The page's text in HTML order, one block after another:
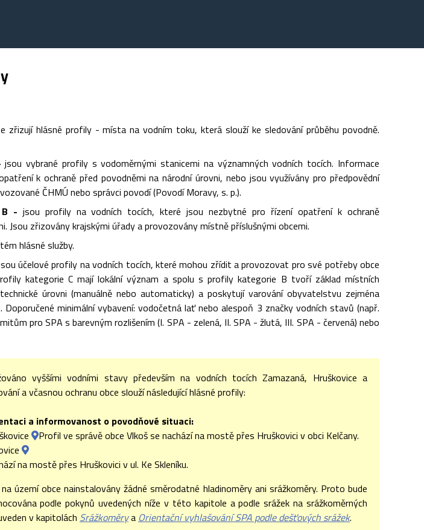
zřizují hlásné profily - místa na vodním toku, která slouží ke sledování průběhu povodně.
jsou vybrané profily s vodoměrnými stanicemi na významných vodních tocích. Informace
k ochraně před povodněmi na národní úrovni, nebo jsou využívány pro předpovědní
ČHMÚ nebo správci povodí (Povodí Moravy, s. p.).
B - jsou profily na vodních tocích, které jsou nezbytné pro řízení opatření k ochraně
Jsou zřizovány krajskými úřady a provozovány místně příslušnými obcemi.
hlásné služby.
účelové profily na vodních tocích, které mohou zřídit a provozovat pro své potřeby obce
kategorie C mají lokální význam a spolu s profily kategorie B tvoří základ místních
úrovni (manuálně nebo automaticky) a poskytují varování obyvatelstvu zejména
minimální vybavení: vodočetná lať nebo alespoň 3 značky vodních stavů (např.
pro SPA s barevným rozlišením (I. SPA - zelená, II. SPA - žlutá, III. SPA - červená) nebo
vyššími vodními stavy především na vodních tocích Zamazaná, Hruškovice a
a včasnou ochranu obce slouží následující hlásné profily:
a informovanost o povodňové situaci:
Profil ve správě obce Vlkoš se nachází na mostě přes Hruškovici v obci Kelčany.
na mostě přes Hruškovici v ul. Ke Skleníku.
území obce nainstalovány žádné směrodatné hladinoměry ani srážkoměry. Proto bude
podle pokynů uvedených níže v této kapitole a podle srážek na srážkoměrných
v kapitolách Srážkoměrya Orientační vyhlašování SPA podle dešťových srážek.